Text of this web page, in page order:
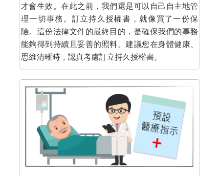
才會生效。在此之前，我們還是可以自己自主地管
理一切事務。訂立持久授權書，就像買了一份保
險。這份法律文件的最終目的，是確保我們的事務
能夠得到持續且妥善的照料。建議您在身體健康、
思維清晰時，認真考慮訂立持久授權書。